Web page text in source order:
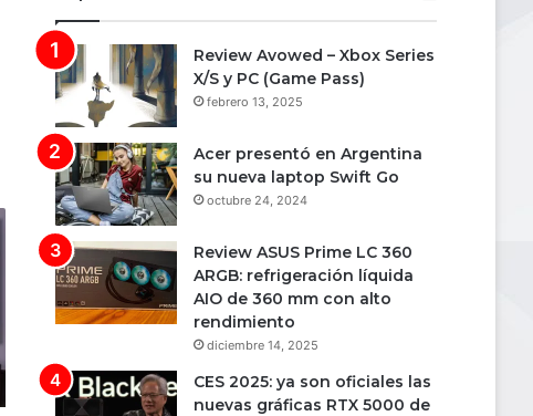
Review Avowed – Xbox Series
X/S y PC (Game Pass)
febrero 13, 2025
Acer presentó en Argentina
su nueva laptop Swift Go
octubre 24, 2024
Review ASUS Prime LC 360
ARGB: refrigeración líquida
AIO de 360 mm con alto
rendimiento
diciembre 14, 2025
CES 2025: ya son oficiales las
nuevas gráficas RTX 5000 de